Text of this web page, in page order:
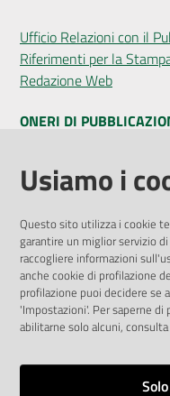
Ufficio Relazioni con il
Riferimenti per la
Redazione Web
ONERI DI
Amministrazione
Pubblicità legale
Privacy Policy
Attuazione Misure PNRR
Liste di Attesa
ENTI, IMPRESE E
Fatturazione Elettronica
Usiamo i
Questo sito utilizza i cookie
garantire un miglior servizio
raccogliere informazioni
anche cookie di profilazione
profilazione puoi decidere se
'Impostazioni'. Per saperne
abilitarne solo alcuni,